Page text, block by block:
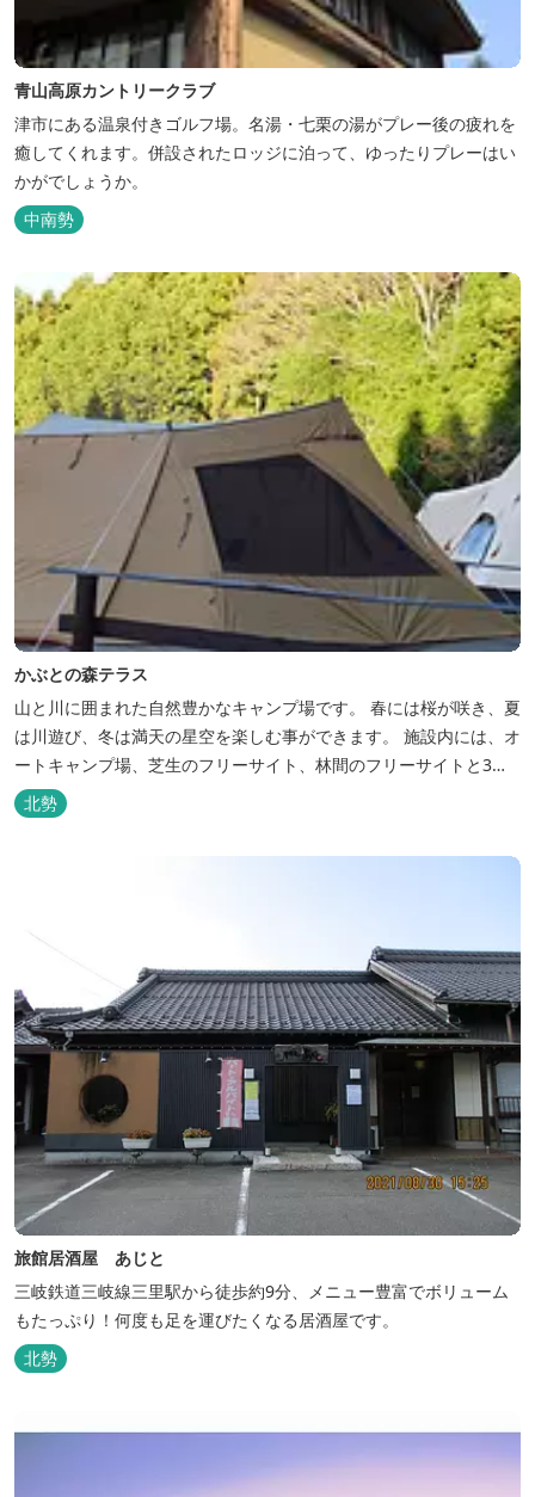
青山高原カントリークラブ
津市にある温泉付きゴルフ場。名湯・七栗の湯がプレー後の疲れを
癒してくれます。併設されたロッジに泊って、ゆったりプレーはい
かがでしょうか。
中南勢
かぶとの森テラス
山と川に囲まれた自然豊かなキャンプ場です。 春には桜が咲き、夏
は川遊び、冬は満天の星空を楽しむ事ができます。 施設内には、オ
ートキャンプ場、芝生のフリーサイト、林間のフリーサイトと3種
類のキャンプ場があり、豊かな自然の中でのんびりとキャンプを楽
しむ事ができます。 テント泊が苦手な方や、小さなお子様連れの方
はコテージがおススメ。 大小合わせて6棟のコテージがあります。
北勢
旅館居酒屋 あじと
三岐鉄道三岐線三里駅から徒歩約9分、メニュー豊富でボリューム
もたっぷり！何度も足を運びたくなる居酒屋です。
北勢